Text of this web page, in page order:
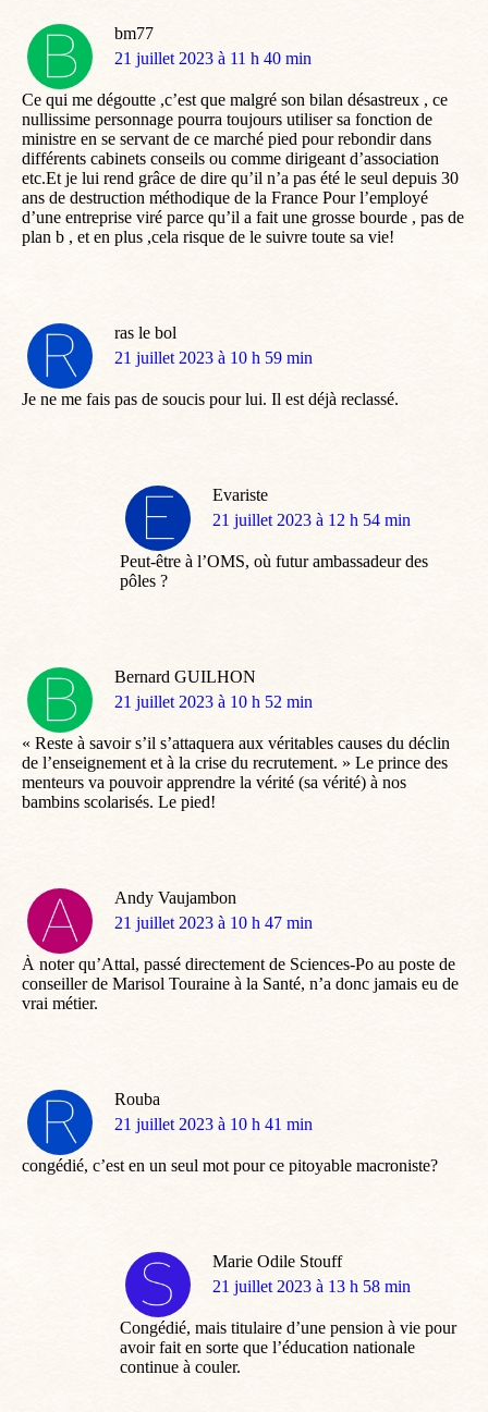
bm77
dit
21 juillet 2023 à 11 h 40 min
Ce qui me dégoutte ,c’est que malgré son bilan désastreux , ce
nullissime personnage pourra toujours utiliser sa fonction de
ministre en se servant de ce marché pied pour rebondir dans
différents cabinets conseils ou comme dirigeant d’association
etc.Et je lui rend grâce de dire qu’il n’a pas été le seul depuis 30
ans de destruction méthodique de la France Pour l’employé
d’une entreprise viré parce qu’il a fait une grosse bourde , pas de
plan b , et en plus ,cela risque de le suivre toute sa vie!
ras le bol
dit
21 juillet 2023 à 10 h 59 min
Je ne me fais pas de soucis pour lui. Il est déjà reclassé.
Evariste
dit
21 juillet 2023 à 12 h 54 min
Peut-être à l’OMS, où futur ambassadeur des
pôles ?
Bernard GUILHON
dit
21 juillet 2023 à 10 h 52 min
« Reste à savoir s’il s’attaquera aux véritables causes du déclin
de l’enseignement et à la crise du recrutement. » Le prince des
menteurs va pouvoir apprendre la vérité (sa vérité) à nos
bambins scolarisés. Le pied!
Andy Vaujambon
dit
21 juillet 2023 à 10 h 47 min
À noter qu’Attal, passé directement de Sciences-Po au poste de
conseiller de Marisol Touraine à la Santé, n’a donc jamais eu de
vrai métier.
Rouba
dit
21 juillet 2023 à 10 h 41 min
congédié, c’est en un seul mot pour ce pitoyable macroniste?
Marie Odile Stouff
dit
21 juillet 2023 à 13 h 58 min
Congédié, mais titulaire d’une pension à vie pour
avoir fait en sorte que l’éducation nationale
continue à couler.